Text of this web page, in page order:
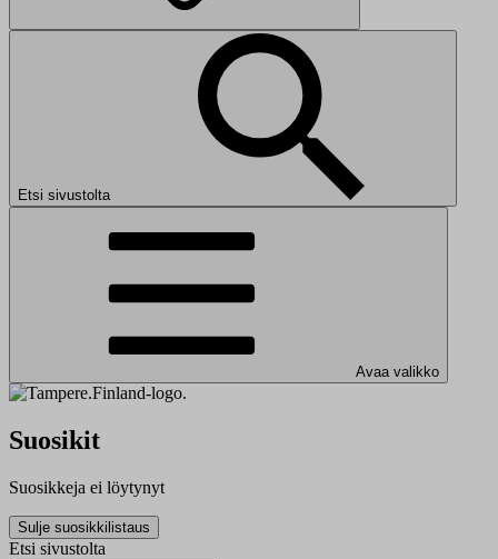
Etsi sivustolta
Avaa valikko
Suosikit
Suosikkeja ei löytynyt
Sulje suosikkilistaus
Etsi sivustolta